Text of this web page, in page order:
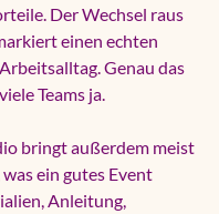
Der Wechsel raus
einen echten
Genau das
Teams ja.
bringt außerdem meist
ein gutes Event
Anleitung,